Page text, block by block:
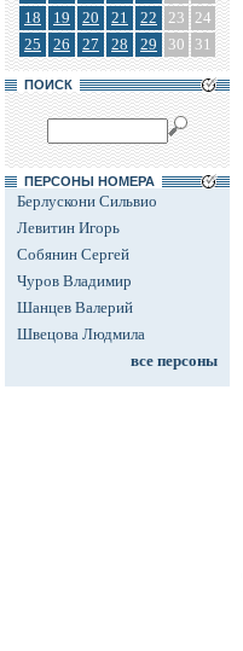
18
19 20 21 22 23 24
25
26 27 28 29 30 31
ПОИСК
ПЕРСОНЫ НОМЕРА
Берлускони Сильвио
Левитин Игорь
Собянин Сергей
Чуров Владимир
Шанцев Валерий
Швецова Людмила
все персоны